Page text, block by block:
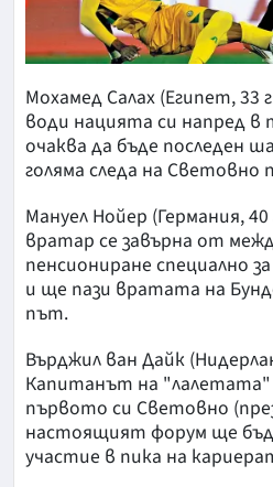
Мохамед Салах (Египет, 33
води нацията си напред в
очаква да бъде последен
голяма следа на Световно
Мануел Нойер (Германия,
вратар се завърна от
пенсиониране специално
и ще пази вратата на
път.
Върджил ван Дайк
Капитанът на "лалетата"
първото си Световно
настоящият форум ще
участие в пика на